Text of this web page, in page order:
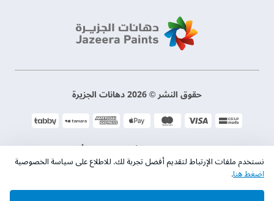
حقوق النشر © 2026 دهانات الجزيرة
سياسة الخصوصية الشروط و الأحكام
السجل التجاري. 101046780
نستخدم ملفات الإرتباط لتقديم أفضل تجربة لك. للاطلاع على سياسة الخصوصية
اضغط هنا.